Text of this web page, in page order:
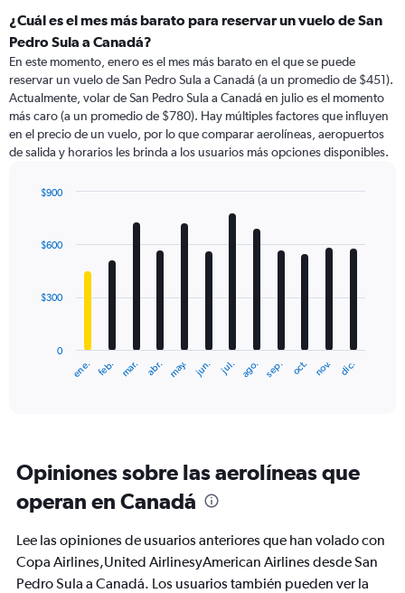
¿Cuál es el mes más barato para reservar un vuelo de San
Pedro Sula a Canadá?
En este momento, enero es el mes más barato en el que se puede
reservar un vuelo de San Pedro Sula a Canadá (a un promedio de $451).
Actualmente, volar de San Pedro Sula a Canadá en julio es el momento
más caro (a un promedio de $780). Hay múltiples factores que influyen
en el precio de un vuelo, por lo que comparar aerolíneas, aeropuertos
de salida y horarios les brinda a los usuarios más opciones disponibles.
with
12
The
categories.
chart
1
Y
axis
ene. feb. mar. abr. may. jun. jul. ago. sep. oct. nov. dic.
0
$300
$600
$900
Opiniones sobre las aerolíneas que
operan en Canadá
Lee las opiniones de usuarios anteriores que han volado con
Copa Airlines,United AirlinesyAmerican Airlines desde San
Pedro Sula a Canadá. Los usuarios también pueden ver la